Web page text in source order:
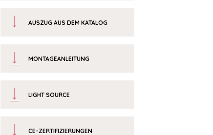
AUSZUG AUS DEM KATALOG
MONTAGEANLEITUNG
LIGHT SOURCE
CE-ZERTIFIZIERUNGEN